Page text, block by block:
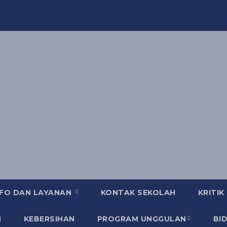
DAN LAYANAN KONTAK SEKOLAH KRITIK
KEBERSIHAN PROGRAM UNGGULAN